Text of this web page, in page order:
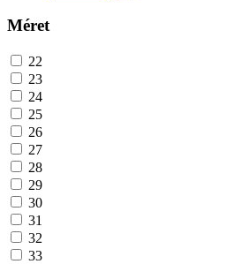
Méret
22
23
24
25
26
27
28
29
30
31
32
33